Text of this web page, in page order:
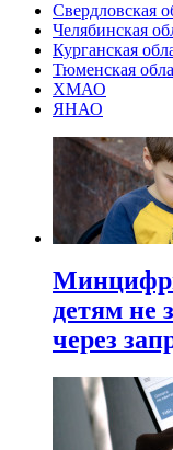
Свердловская
Челябинская
Курганская
Тюменская
ХМАО
ЯНАО
детям не
через